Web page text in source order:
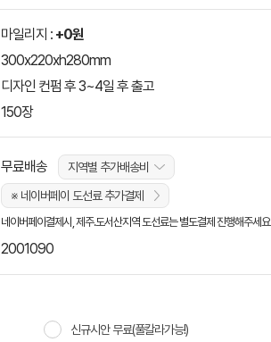
마일리지 : +0원
300x220xh280mm
디자인 컨펌 후 3~4일 후 출고
150장
무료배송
지역별 추가배송비
※ 네이버페이 도선료 추가결제
네이버페이결제시, 제주.도서산지역 도선료는 별도결제 진행해주세요
2001090
신규시안 무료(풀칼라가능!)